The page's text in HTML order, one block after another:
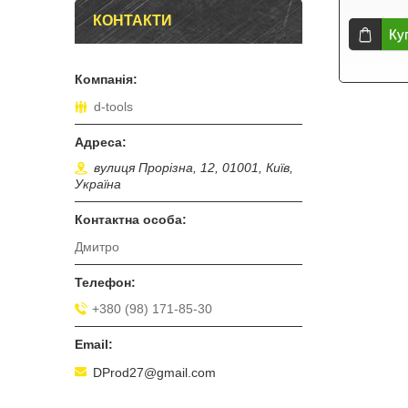
КОНТАКТИ
d-tools
вулиця Прорізна, 12, 01001, Київ,
Україна
Дмитро
+380 (98) 171-85-30
DProd27@gmail.com